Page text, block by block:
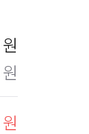
원
원
원